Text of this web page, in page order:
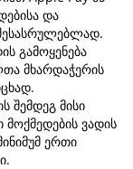
და
გამოყენება
მხარდაჭერის
შემდეგ მისი
ვადის
ერთი